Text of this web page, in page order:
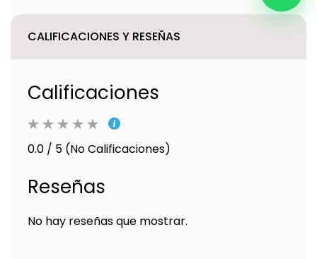
CALIFICACIONES Y RESEÑAS
Calificaciones
0.0 / 5 (No Calificaciones)
Reseñas
No hay reseñas que mostrar.